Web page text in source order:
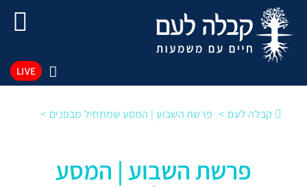
LIVE
פרשת השבוע | המסע שמתחיל מבפנים
פרשת השבוע | המסע